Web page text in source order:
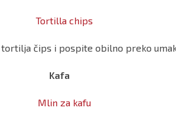
čips i pospite obilno preko
Kafa